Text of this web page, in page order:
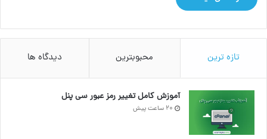
تازه ترین محبوبترین دیدگاه ها
آموزش کامل تغییر رمز عبور سی پنل
20 ساعت پیش